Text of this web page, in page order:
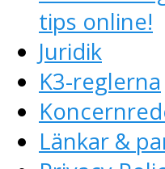
tips online!
Juridik
K3-reglerna
Länkar &